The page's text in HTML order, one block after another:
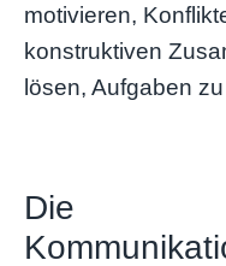
motivieren,
konstruktiven
lösen, Aufgaben
Die